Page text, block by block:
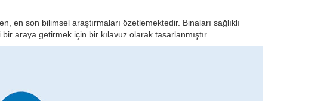
en son bilimsel araştırmaları özetlemektedir. Binaları sağlıklı
araya getirmek için bir kılavuz olarak tasarlanmıştır.